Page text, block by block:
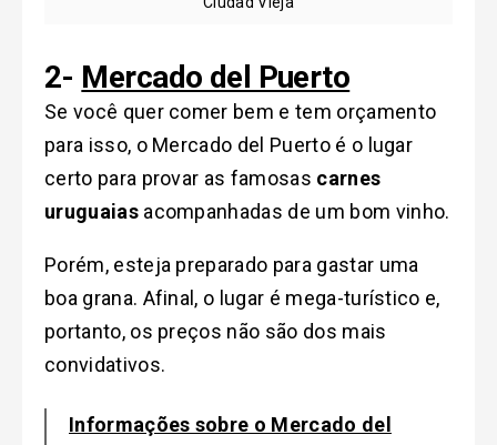
2- Mercado del Puerto
Se você quer comer bem e tem orçamento
para isso, o Mercado del Puerto é o lugar
certo para provar as famosas carnes
uruguaiasacompanhadas de um bom vinho.
Porém, esteja preparado para gastar uma
boa grana. Afinal, o lugar é mega-turístico e,
portanto, os preços não são dos mais
convidativos.
Informações sobre o Mercado del